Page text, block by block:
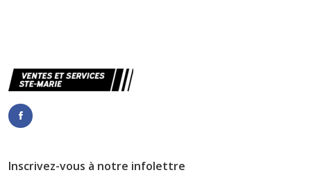
Inscrivez-vous à notre infolettre